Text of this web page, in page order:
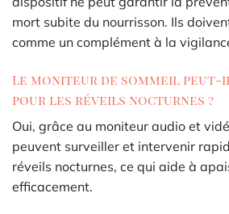
mort subite du nourrisson. Ils
comme un complément à la
Le moniteur de sommeil
pour les réveils nocturnes ?
Oui, grâce au moniteur audio et
peuvent surveiller et intervenir
réveils nocturnes, ce qui aide à
efficacement.